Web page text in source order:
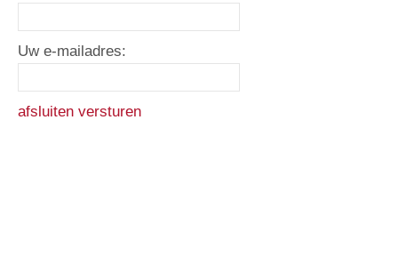
Uw e-mailadres:
afsluiten versturen